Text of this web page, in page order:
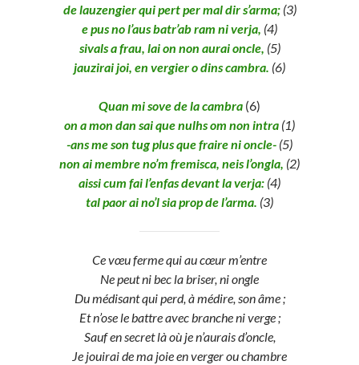
de lauzengier qui pert per mal dir s’arma; (3)
e pus no l’aus batr’ab ram ni verja, (4)
sivals a frau, lai on non aurai oncle, (5)
jauzirai joi, en vergier o dins cambra. (6)
Quan mi sove de la cambra (6)
on a mon dan sai que nulhs om non intra (1)
-ans me son tug plus que fraire ni oncle- (5)
non ai membre no’m fremisca, neis l’ongla, (2)
aissi cum fai l’enfas devant la verja: (4)
tal paor ai no’l sia prop de l’arma. (3)
Ce vœu ferme qui au cœur m’entre
Ne peut ni bec la briser, ni ongle
Du médisant qui perd, à médire, son âme ;
Et n’ose le battre avec branche ni verge ;
Sauf en secret là où je n’aurais d’oncle,
Je jouirai de ma joie en verger ou chambre